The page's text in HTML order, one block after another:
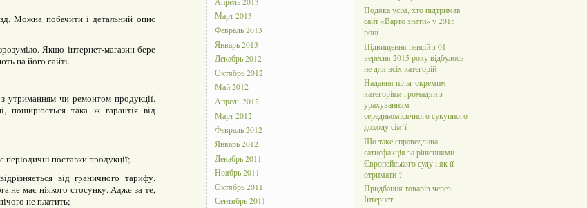
Можна побачити і детальний опис
Якщо інтернет-магазин бере
на його сайті.
з утриманням чи ремонтом продукції.
поширюється така ж гарантія від
періодичні поставки продукції;
від граничного тарифу.
не має ніякого стосунку. Адже за те,
не платить;
Март 2013
Февраль 2013
Январь 2013
Декабрь 2012
Октябрь 2012
Май 2012
Апрель 2012
Март 2012
Февраль 2012
Январь 2012
Декабрь 2011
Ноябрь 2011
Октябрь 2011
Сентябрь 2011
Подяка усім, хто підтримав
сайт «Варто знати» у 2015
році
Підвищення пенсій з 01
вересня 2015 року відбулось
не для всіх категорій
Надання пільг окремим
категоріям громадян з
урахуванням
середньомісячного сукупного
доходу сім’ї
Що таке справедлива
сатисфакція за рішеннями
Європейського суду і як її
отримати ?
Придбання товарів через
Інтернет